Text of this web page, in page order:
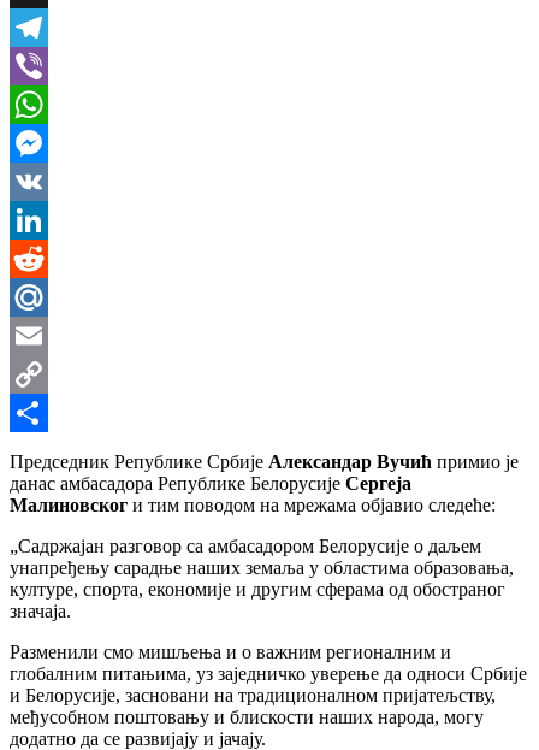
X
Telegram
Viber
WhatsApp
Messenger
VK
LinkedIn
Reddit
Mail.Ru
Email
Copy
Link
Share
Председник Републике Србије Александар Вучић примио је
данас амбасадора Републике Белорусије Сергеја
Малиновског и тим поводом на мрежама објавио следеће:
„Садржајан разговор са амбасадором Белорусије о даљем
унапређењу сарадње наших земаља у областима образовања,
културе, спорта, економије и другим сферама од обостраног
значаја.
Разменили смо мишљења и о важним регионалним и
глобалним питањима, уз заједничко уверење да односи Србије
и Белорусије, засновани на традиционалном пријатељству,
међусобном поштовању и блискости наших народа, могу
додатно да се развијају и јачају.